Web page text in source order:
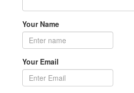
Your Name
Your Email